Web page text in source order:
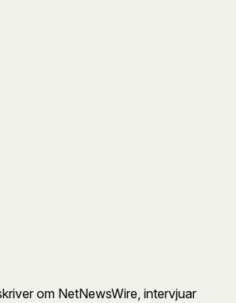
om NetNewsWire, intervjuar